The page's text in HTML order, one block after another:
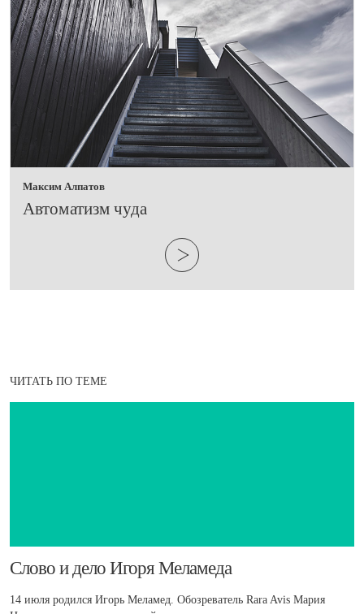
Максим Алпатов
​Автоматизм чуда
ЧИТАТЬ ПО ТЕМЕ
​Слово и дело Игоря Меламеда
14 июля родился Игорь Меламед. Обозреватель Rara Avis Мария